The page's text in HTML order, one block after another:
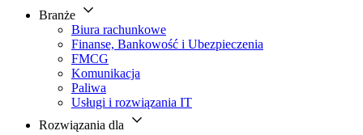
Branże
Biura rachunkowe
Finanse, Bankowość i Ubezpieczenia
FMCG
Komunikacja
Paliwa
Usługi i rozwiązania IT
Rozwiązania dla